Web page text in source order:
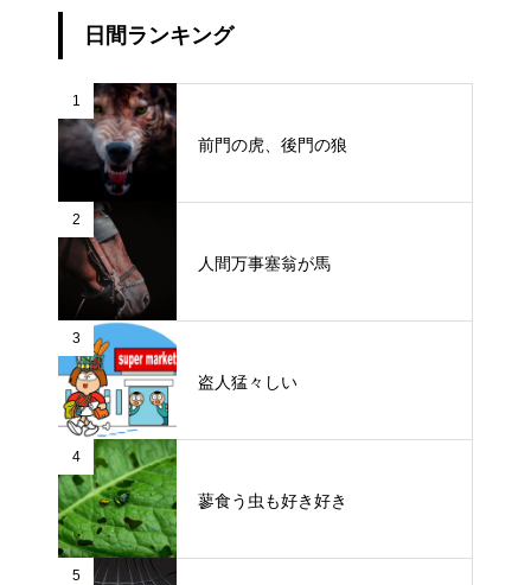
日間ランキング
1
前門の虎、後門の狼
2
人間万事塞翁が馬
3
盗人猛々しい
4
蓼食う虫も好き好き
5